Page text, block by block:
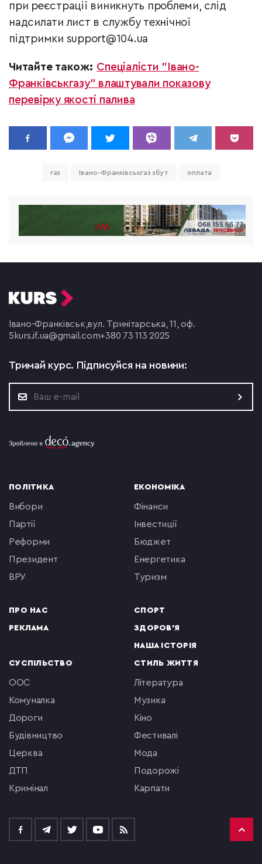
при реєстрації виникнуть проблеми, слід
надсилати лист в службу технічної
підтримки support@104.ua
Читайте також: Спеціалісти "Івано-
Франківськгазу" влаштували показову
перевірку якості палива
газ Івано-Франківськгаз збут оплата
Івано-Франківськ,вул. Тринітарська, 11, оф.
5 kurs.if.ua@gmail.com+380 73 113 2025
Тримай курс. Підписуйся на новини:
ПОЛІТИКА
вибори
партії
реформи
президент
ВРУ
ПРО НАС
РЕКЛАМА
ЕКОНОМІКА
фінанси
інвестиції
бюджет
енергетика
туризм
СПОРТ
ЗДОРОВ'Я
НАША ІСТОРІЯ
СУСПІЛЬСТВО
ООС
комуналка
Дороги
будівництво
церква
ДТП
кримінал
СТИЛЬ ЖИТТЯ
література
музика
кіно
фестивалі
мода
подорожі
Карпати